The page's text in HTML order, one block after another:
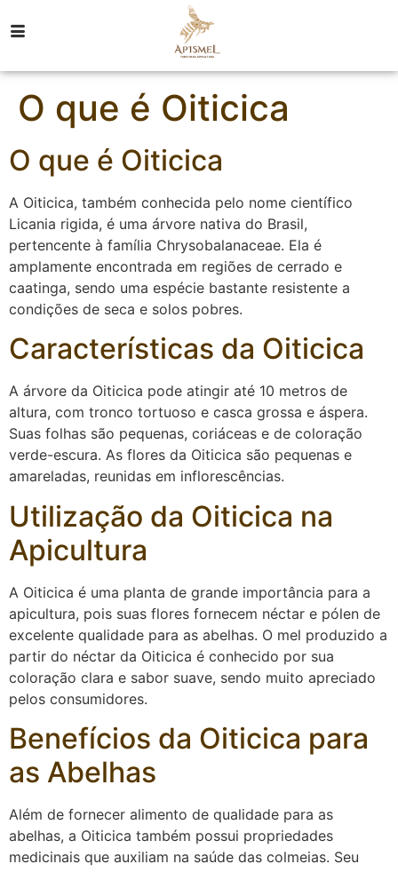
O que é Oiticica
O que é Oiticica
A Oiticica, também conhecida pelo nome científico
Licania rigida, é uma árvore nativa do Brasil,
pertencente à família Chrysobalanaceae. Ela é
amplamente encontrada em regiões de cerrado e
caatinga, sendo uma espécie bastante resistente a
condições de seca e solos pobres.
Características da Oiticica
A árvore da Oiticica pode atingir até 10 metros de
altura, com tronco tortuoso e casca grossa e áspera.
Suas folhas são pequenas, coriáceas e de coloração
verde-escura. As flores da Oiticica são pequenas e
amareladas, reunidas em inflorescências.
Utilização da Oiticica na
Apicultura
A Oiticica é uma planta de grande importância para a
apicultura, pois suas flores fornecem néctar e pólen de
excelente qualidade para as abelhas. O mel produzido a
partir do néctar da Oiticica é conhecido por sua
coloração clara e sabor suave, sendo muito apreciado
pelos consumidores.
Benefícios da Oiticica para
as Abelhas
Além de fornecer alimento de qualidade para as
abelhas, a Oiticica também possui propriedades
medicinais que auxiliam na saúde das colmeias. Seu